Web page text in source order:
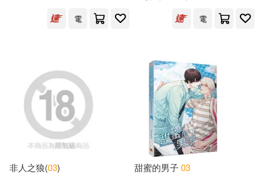
Panel(8)
Publications(8) Roger(8)
Soft(8)
福建人民出版社(12) 蓋亞(12)
衛生福利部社會及家庭署(12)
講談社(12)
財政部中央存款保險股份有限公司
農業部林業試驗所(12)
電
電
非人之狼(03)
甜蜜的男子03